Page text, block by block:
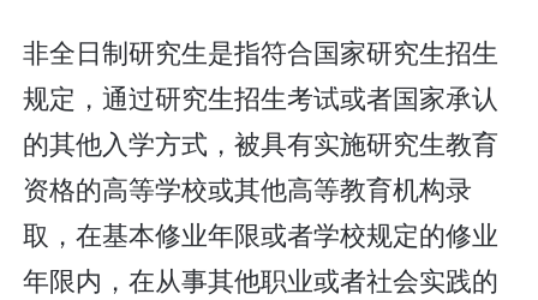
非全日制研究生是指符合国家研究生招生
规定，通过研究生招生考试或者国家承认
的其他入学方式，被具有实施研究生教育
资格的高等学校或其他高等教育机构录
取，在基本修业年限或者学校规定的修业
年限内，在从事其他职业或者社会实践的